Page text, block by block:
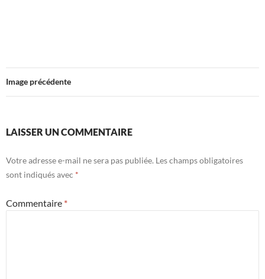
Image précédente
LAISSER UN COMMENTAIRE
Votre adresse e-mail ne sera pas publiée. Les champs obligatoires
sont indiqués avec *
Commentaire *